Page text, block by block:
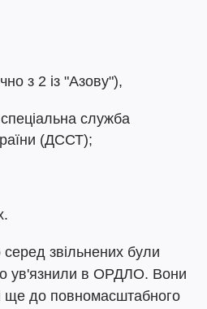
з 2 із "Азову"),
служба
(ДССТ);
звільнених були
ув'язнили в ОРДЛО. Вони
ще до повномасштабного